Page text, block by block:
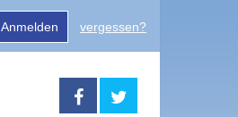
Anmelden vergessen?